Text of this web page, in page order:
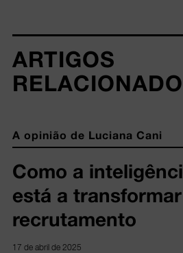
ARTIGOS
A opinião de Luciana Cani
Como a
está a
recrutamento
17 de abril de 2025